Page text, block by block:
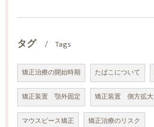
タグ Tags
矯正治療の開始時期 たばこについて
矯正装置 顎外固定 矯正装置 側方拡大
マウスピース矯正 矯正治療のリスク